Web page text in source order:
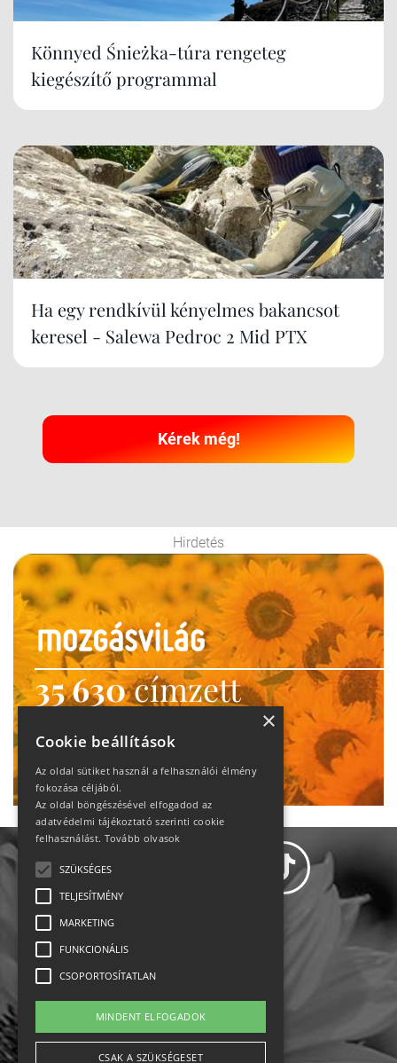
Könnyed Śnieżka-túra rengeteg
kiegészítő programmal
Ha egy rendkívül kényelmes bakancsot
keresel - Salewa Pedroc 2 Mid PTX
Kérek még!
Hirdetés
35 630címzett
heti motiváció
Ne maradj le!
Állásajánlatok
Impresszum-kapcsolat
×
Cookie beállítások
Az oldal sütiket használ a felhasználói élmény
fokozása céljából.
Az oldal böngészésével elfogadod az
adatvédelmi tájékoztató szerinti cookie
felhasználást. Tovább olvasok
SZÜKSÉGES
TELJESÍTMÉNY
MARKETING
FUNKCIONÁLIS
CSOPORTOSÍTATLAN
MINDENT ELFOGADOK
CSAK A SZÜKSÉGESET